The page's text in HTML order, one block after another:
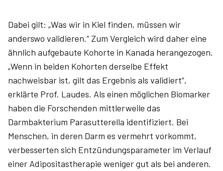
Dabei gilt: „Was wir in Kiel finden, müssen wir
anderswo validieren.“ Zum Vergleich wird daher eine
ähnlich aufgebaute Kohorte in Kanada herangezogen.
„Wenn in beiden Kohorten derselbe Effekt
nachweisbar ist, gilt das Ergebnis als validiert“,
erklärte Prof. Laudes. Als einen möglichen Biomarker
haben die Forschenden mittlerweile das
Darmbakterium Parasutterella identifiziert. Bei
Menschen, in deren Darm es vermehrt vorkommt,
verbesserten sich Entzündungsparameter im Verlauf
einer Adipositastherapie weniger gut als bei anderen.